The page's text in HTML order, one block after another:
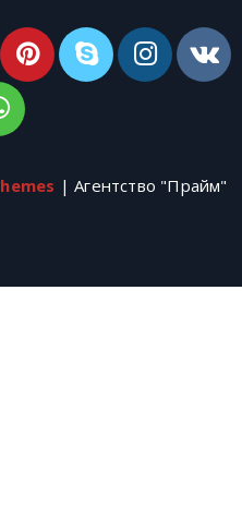
| Агентство "Прайм"